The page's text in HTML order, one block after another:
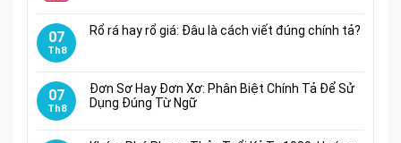
07
Th8
Rổ rá hay rổ giá: Đâu là cách viết đúng chính tả?
07
Th8
Đơn Sơ Hay Đơn Xơ: Phân Biệt Chính Tả Để Sử
Dụng Đúng Từ Ngữ